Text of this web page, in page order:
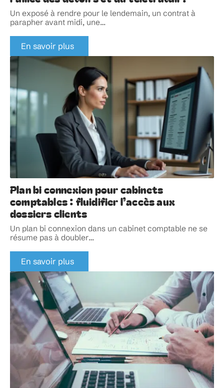
Un exposé à rendre pour le lendemain, un contrat à
parapher avant midi, une…
En savoir plus
Plan bi connexion pour cabinets
comptables : fluidifier l’accès aux
dossiers clients
Un plan bi connexion dans un cabinet comptable ne se
résume pas à doubler…
En savoir plus